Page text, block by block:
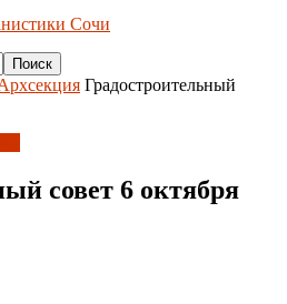
Сочи
Градостроительный
совет 6 октября